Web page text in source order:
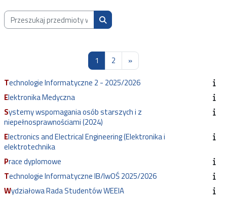
Przeszukaj przedmioty wg nazwy, opisu lub prowadzącego
Przeszukaj przedmioty wg nazwy,
1 Strona 1
2 Strona 2
»Następna strona
Technologie Informatyczne 2 - 2025/2026
Elektronika Medyczna
Systemy wspomagania osób starszych i z
niepełnosprawnościami (2024)
Electronics and Electrical Engineering (Elektronika i
elektrotechnika
Prace dyplomowe
Technologie Informatyczne IB/IwOŚ 2025/2026
Wydziałowa Rada Studentów WEEIA